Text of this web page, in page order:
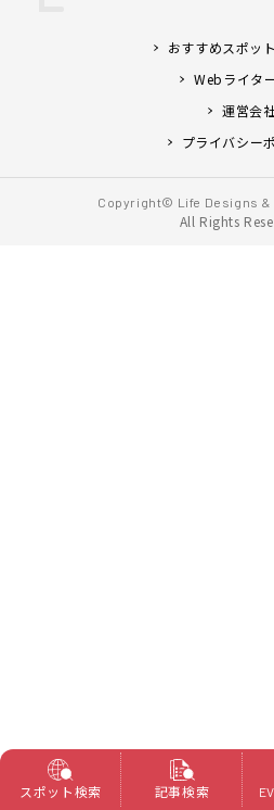
おすすめスポッ
Webライタ
運営会
プライバシー
Copyright© Life Designs &
All Rights
スポット検索 記事検索